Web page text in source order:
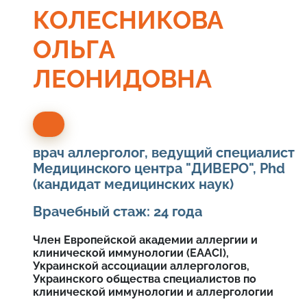
КОЛЕСНИКОВА
ОЛЬГА
ЛЕОНИДОВНА
врач аллерголог, ведущий специалист
Медицинского центра "ДИВЕРО", Phd
(кандидат медицинских наук)
Врачебный стаж: 24 года
Член Европейской академии аллергии и
клинической иммунологии (EAACI),
Украинской ассоциации аллергологов,
Украинского общества специалистов по
клинической иммунологии и аллергологии